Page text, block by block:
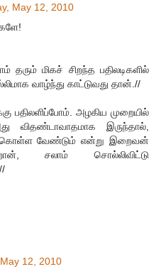
May 12, 2010
தரும் மிகச் சிறந்த பதிலடிகளில்
வாழ்ந்து காட்டுவது தான்.//
பதிலளிப்போம். அழகிய முறையில்
விதண்டாவாதமாக இருந்தால்,
கொள்ள வேண்டும் என்று இறைவன்
சலாம் சொல்லிவிட்டு
12, 2010